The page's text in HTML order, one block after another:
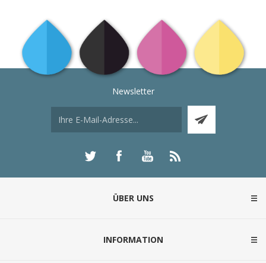
Newsletter
ÜBER UNS
INFORMATION